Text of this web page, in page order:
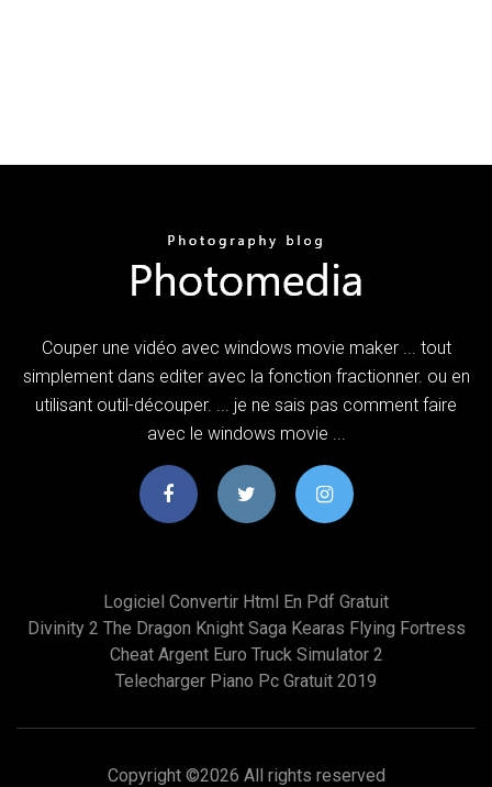
Couper une vidéo avec windows movie maker ... tout
simplement dans editer avec la fonction fractionner. ou en
utilisant outil-découper. ... je ne sais pas comment faire
avec le windows movie ...
Logiciel Convertir Html En Pdf Gratuit
Divinity 2 The Dragon Knight Saga Kearas Flying Fortress
Cheat Argent Euro Truck Simulator 2
Telecharger Piano Pc Gratuit 2019
Copyright ©2026 All rights reserved